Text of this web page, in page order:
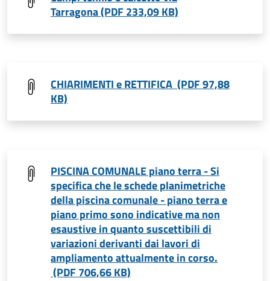
Tarragona (PDF 233,09 KB)
CHIARIMENTI e RETTIFICA (PDF 97,88
KB)
PISCINA COMUNALE piano terra - Si
specifica che le schede planimetriche
della piscina comunale - piano terra e
piano primo sono indicative ma non
esaustive in quanto suscettibili di
variazioni derivanti dai lavori di
ampliamento attualmente in corso.
(PDF 706,66 KB)